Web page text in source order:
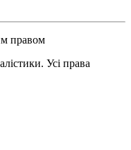
правом
Усі права